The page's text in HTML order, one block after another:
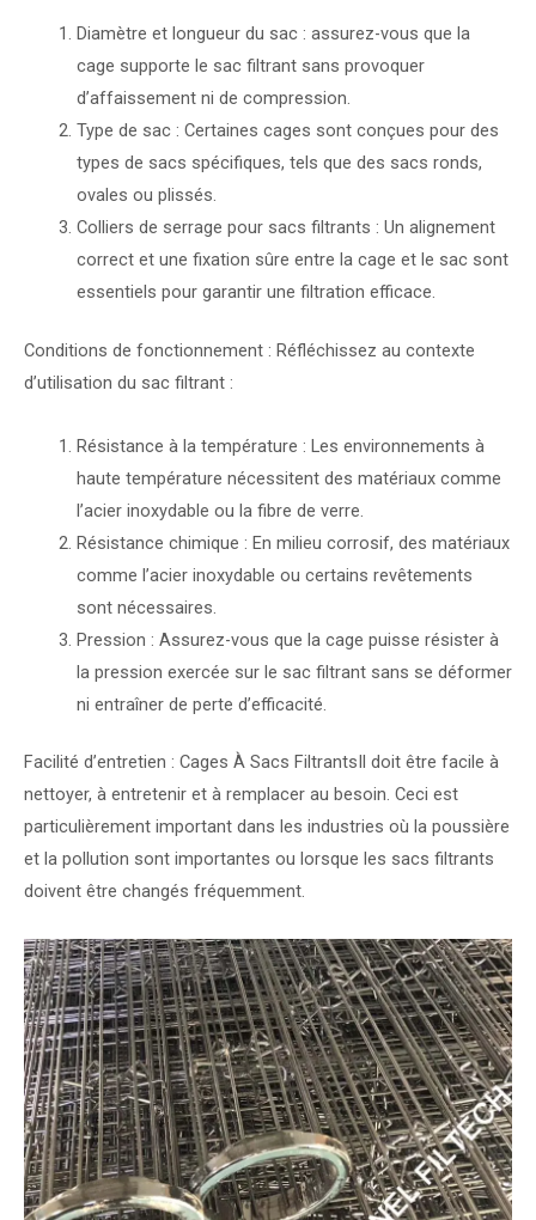
Diamètre et longueur du sac : assurez-vous que la
cage supporte le sac filtrant sans provoquer
d’affaissement ni de compression.
Type de sac : Certaines cages sont conçues pour des
types de sacs spécifiques, tels que des sacs ronds,
ovales ou plissés.
Colliers de serrage pour sacs filtrants : Un alignement
correct et une fixation sûre entre la cage et le sac sont
essentiels pour garantir une filtration efficace.
Conditions de fonctionnement : Réfléchissez au contexte
d’utilisation du sac filtrant :
Résistance à la température : Les environnements à
haute température nécessitent des matériaux comme
l’acier inoxydable ou la fibre de verre.
Résistance chimique : En milieu corrosif, des matériaux
comme l’acier inoxydable ou certains revêtements
sont nécessaires.
Pression : Assurez-vous que la cage puisse résister à
la pression exercée sur le sac filtrant sans se déformer
ni entraîner de perte d’efficacité.
Facilité d’entretien : Cages À Sacs Filtrants Il doit être facile à
nettoyer, à entretenir et à remplacer au besoin. Ceci est
particulièrement important dans les industries où la poussière
et la pollution sont importantes ou lorsque les sacs filtrants
doivent être changés fréquemment.